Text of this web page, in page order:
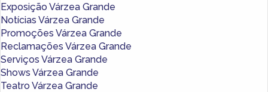
Exposição Várzea Grande
Notícias Várzea Grande
Promoções Várzea Grande
Reclamações Várzea Grande
Serviços Várzea Grande
Shows Várzea Grande
Teatro Várzea Grande